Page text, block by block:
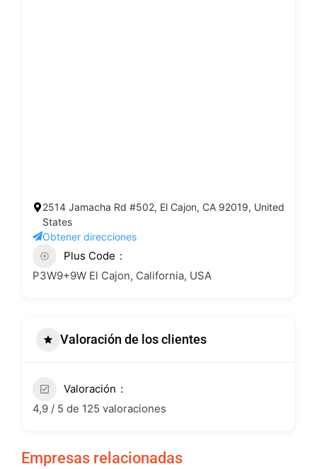
2514 Jamacha Rd #502, El Cajon, CA 92019, United
States
Obtener direcciones
Plus Code
P3W9+9W El Cajon, California, USA
Valoración de los clientes
Valoración
4,9 / 5 de 125 valoraciones
Empresas relacionadas